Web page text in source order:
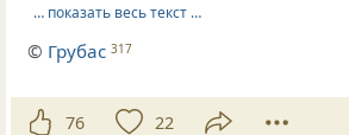
… показать весь текст …
© Грубас 317
76 22